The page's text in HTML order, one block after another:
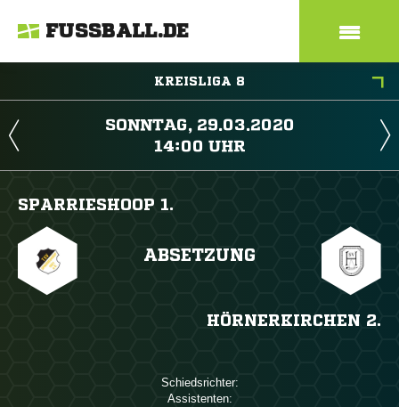
FUSSBALL.DE
KREISLIGA 8
 
 
SPARRIESHOOP 1.
ABSETZUNG
HÖRNERKIRCHEN 2.
Schiedsrichter:
Assistenten: